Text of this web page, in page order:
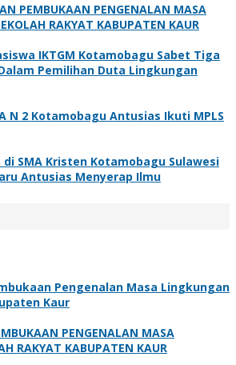
PEMBUKAAN PENGENALAN MASA
RAKYAT KABUPATEN KAUR
IKTGM Kotamobagu Sabet Tiga
Pemilihan Duta Lingkungan
N 2 Kotamobagu Antusias Ikuti MPLS
di SMA Kristen Kotamobagu Sulawesi
Antusias Menyerap Ilmu
Pengenalan Masa Lingkungan
Kaur
PENGENALAN MASA
RAKYAT KABUPATEN KAUR